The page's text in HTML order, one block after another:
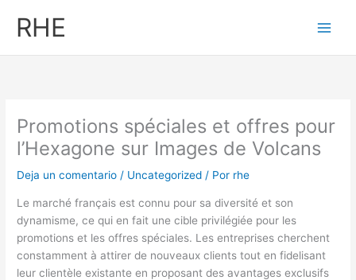
RHE
Promotions spéciales et offres pour
l’Hexagone sur Images de Volcans
Deja un comentario / Uncategorized / Por rhe
Le marché français est connu pour sa diversité et son
dynamisme, ce qui en fait une cible privilégiée pour les
promotions et les offres spéciales. Les entreprises cherchent
constamment à attirer de nouveaux clients tout en fidelisant
leur clientèle existante en proposant des avantages exclusifs